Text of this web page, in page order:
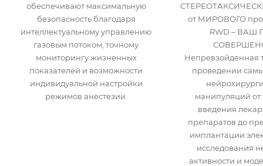
обеспечивают максимальную
безопасность благодаря
интеллектуальному управлению
газовым потоком, точному
мониторингу жизненных
показателей и возможности
индивидуальной настройки
режимов анестезии.
от МИРОВОГО
RWD – ВАШ
Непревзойденная
проведении
манипуляций от
введения
препаратов до
имплантации
исследования
активности и